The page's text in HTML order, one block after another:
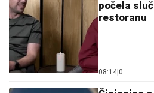
počela
restoranu
08:14 0